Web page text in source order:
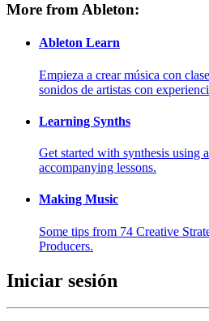
More from Ableton:
Ableton Learn
Empieza a crear música con
sonidos de artistas con
Learning Synths
Get started with synthesis using
accompanying lessons.
Making Music
Some tips from 74 Creative
Producers.
Iniciar sesión